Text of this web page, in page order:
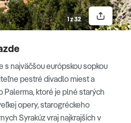
stavieb mimo územia
di Cefalú
chrámov
1 z 32
s najväčšou európskou sopkou
pestré divadlo miest a
Palerma, ktoré je plné starých
opery, starogréckeho
Syrakúz vraj najkrajších v